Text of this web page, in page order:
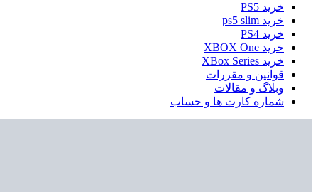
خرید PS5
خرید ps5 slim
خرید PS4
خرید XBOX One
خرید XBox Series
قوانین و مقررات
وبلاگ و مقالات
شماره کارت ها و حساب